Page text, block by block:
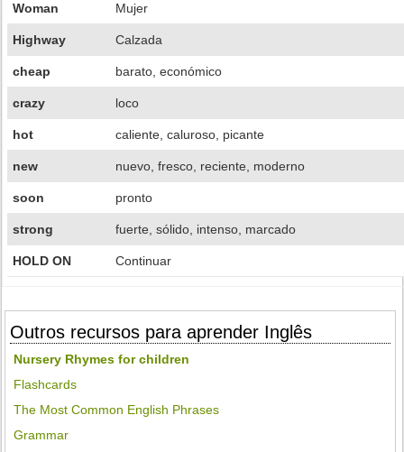
Woman Mujer
Highway Calzada
cheap barato, económico
crazy loco
hot caliente, caluroso, picante
new nuevo, fresco, reciente, moderno
soon pronto
strong fuerte, sólido, intenso, marcado
HOLD ON Continuar
Outros recursos para aprender Inglês
Nursery Rhymes for children
Flashcards
The Most Common English Phrases
Grammar